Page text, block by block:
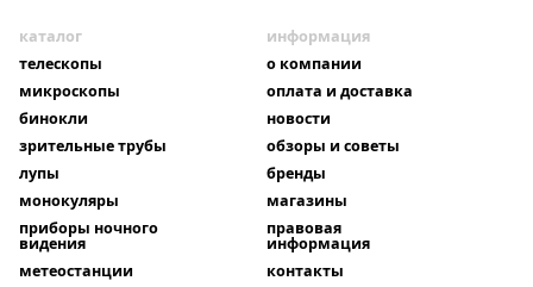
каталог
телескопы
микроскопы
бинокли
зрительные трубы
лупы
монокуляры
приборы ночного
видения
метеостанции
информация
о компании
оплата и доставка
новости
обзоры и советы
бренды
магазины
правовая
информация
контакты